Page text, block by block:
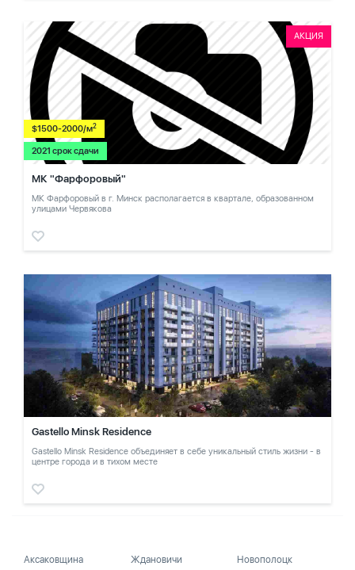
АКЦИЯ
$1500-2000/м2
2021 срок сдачи
МК "Фарфоровый"
МК Фарфоровый в г. Минск располагается в квартале, образованном
улицами Червякова
Gastello Minsk Residence
Gastello Minsk Residence объединяет в себе уникальный стиль жизни - в
центре города и в тихом месте
Аксаковщина
Ждановичи
Новополоцк